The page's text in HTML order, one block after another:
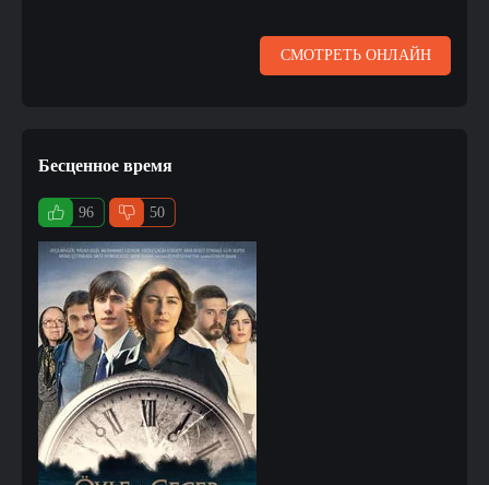
СМОТРЕТЬ ОНЛАЙН
Бесценное время
96 50